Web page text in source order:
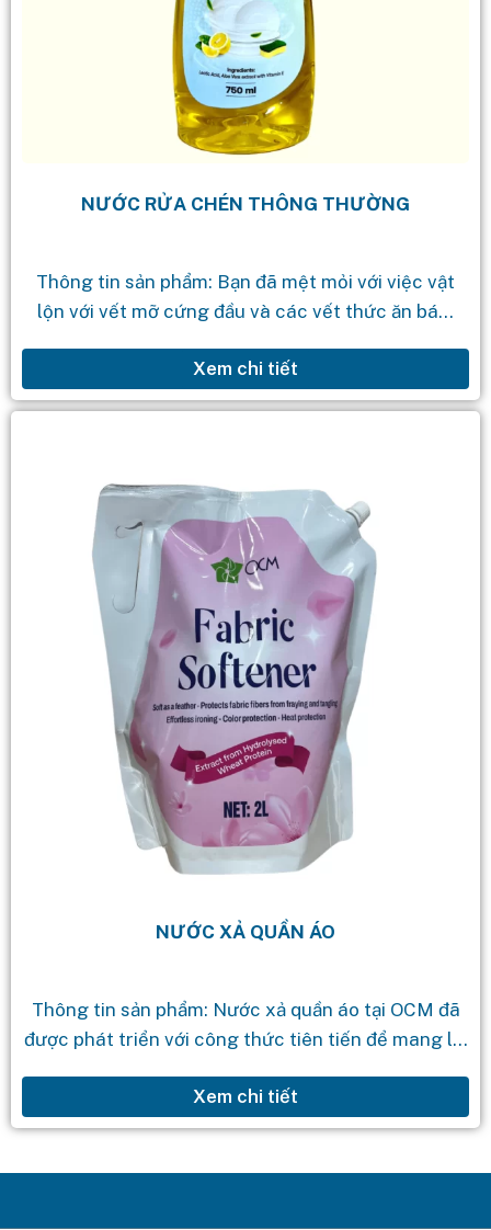
NƯỚC RỬA CHÉN THÔNG THƯỜNG
Thông tin sản phẩm: Bạn đã mệt mỏi với việc vật
lộn với vết mỡ cứng đầu và các vết thức ăn bám
Xem chi tiết
NƯỚC XẢ QUẦN ÁO
Thông tin sản phẩm: Nước xả quần áo tại OCM đã
được phát triển với công thức tiên tiến để mang lại
Xem chi tiết